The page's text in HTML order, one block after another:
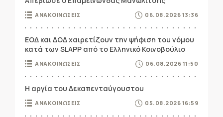
ΑΝΑΚΟΙΝΩΣΕΙΣ 06.08.2026 13:36
ΕΟΔ και ΔΟΔ χαιρετίζουν την ψήφιση του νόμου
κατά των SLAPP από το Ελληνικό Κοινοβούλιο
ΑΝΑΚΟΙΝΩΣΕΙΣ 06.08.2026 11:50
Η αργία του Δεκαπενταύγουστου
ΑΝΑΚΟΙΝΩΣΕΙΣ 05.08.2026 16:59